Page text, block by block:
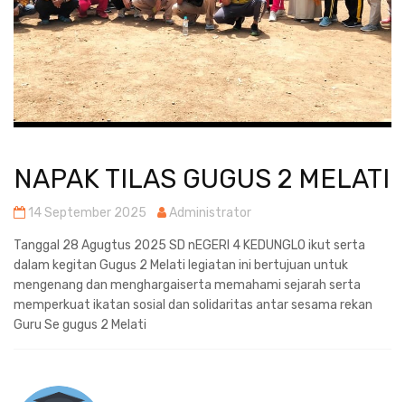
NAPAK TILAS GUGUS 2 MELATI
14 September 2025 Administrator
Tanggal 28 Agugtus 2025 SD nEGERI 4 KEDUNGLO ikut serta
dalam kegitan Gugus 2 Melati legiatan ini bertujuan untuk
mengenang dan menghargaiserta memahami sejarah serta
memperkuat ikatan sosial dan solidaritas antar sesama rekan
Guru Se gugus 2 Melati